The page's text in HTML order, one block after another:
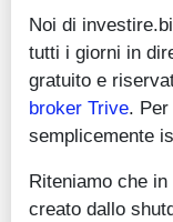
Noi di
tutti i giorni in
gratuito e
broker Trive.
semplicemente
Riteniamo che
creato dallo